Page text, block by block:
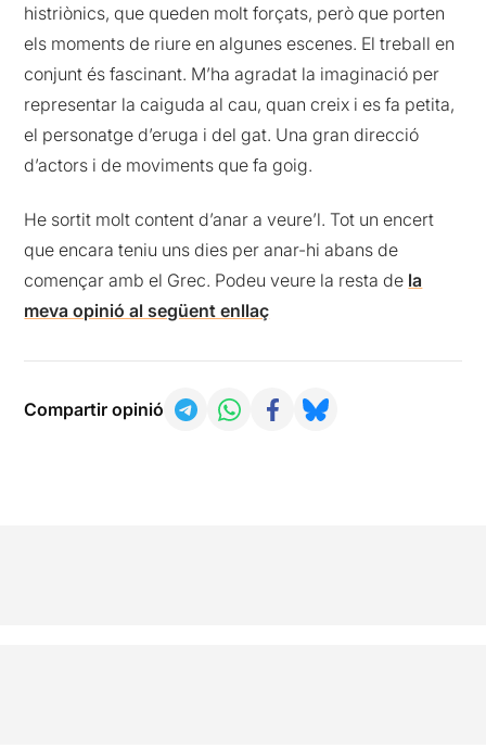
histriònics, que queden molt forçats, però que porten
els moments de riure en algunes escenes. El treball en
conjunt és fascinant. M’ha agradat la imaginació per
representar la caiguda al cau, quan creix i es fa petita,
el personatge d’eruga i del gat. Una gran direcció
d’actors i de moviments que fa goig.
He sortit molt content d’anar a veure’l. Tot un encert
que encara teniu uns dies per anar-hi abans de
començar amb el Grec. Podeu veure la resta de la
meva opinió al següent enllaç
Compartir opinió